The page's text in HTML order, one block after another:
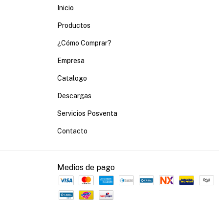
Inicio
Productos
¿Cómo Comprar?
Empresa
Catalogo
Descargas
Servicios Posventa
Contacto
Medios de pago